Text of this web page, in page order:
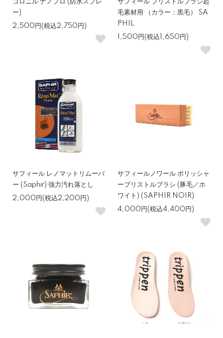
コロニル ナノプロ (防水スプレ
ー)
2,500円(税込2,750円)
サフィール ブリストルブラシ起
毛素材用 （カラー：黒毛） SA
PHIL
1,500円(税込1,650円)
サフィール レノマットリムーバ
ー (Saphir) 強力汚れ落とし
2,000円(税込2,200円)
サフィールノワール ポリッシャ
ーブリストルブラシ (豚毛／ホ
ワイト) (SAPHIR NOIR)
4,000円(税込4,400円)